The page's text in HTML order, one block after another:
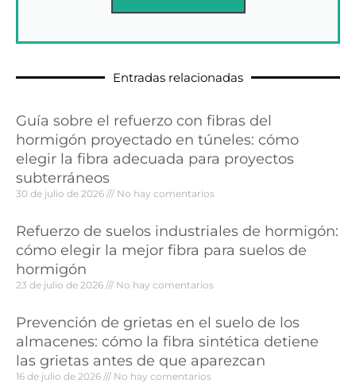
Entradas relacionadas
Guía sobre el refuerzo con fibras del
hormigón proyectado en túneles: cómo
elegir la fibra adecuada para proyectos
subterráneos
30 de julio de 2026 No hay comentarios
Refuerzo de suelos industriales de hormigón:
cómo elegir la mejor fibra para suelos de
hormigón
23 de julio de 2026 No hay comentarios
Prevención de grietas en el suelo de los
almacenes: cómo la fibra sintética detiene
las grietas antes de que aparezcan
16 de julio de 2026 No hay comentarios